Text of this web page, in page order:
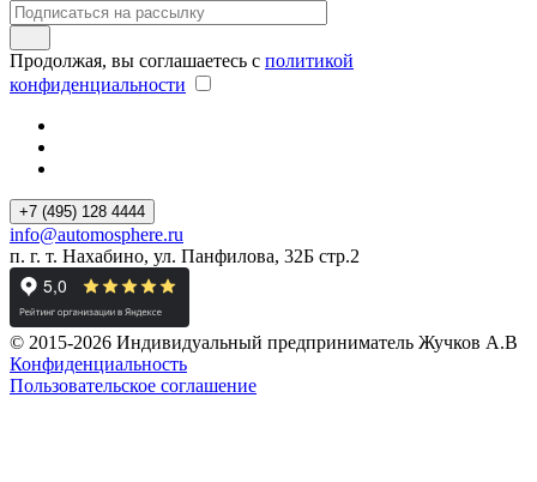
Продолжая, вы соглашаетесь с политикой
конфиденциальности
+7 (495) 128 4444
info@automosphere.ru
п. г. т. Нахабино, ул. Панфилова, 32Б стр.2
© 2015-2026 Индивидуальный предприниматель Жучков А.В
Конфиденциальность
Пользовательское соглашение